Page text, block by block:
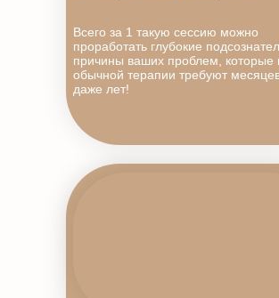
Всего за 1 такую сессию можно
проработать глубокие
причины ваших проблем, которые
обычной терапии требуют
даже лет!